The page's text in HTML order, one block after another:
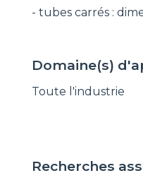
- tubes carrés :
Domaine(s)
Toute l'industrie
Recherches